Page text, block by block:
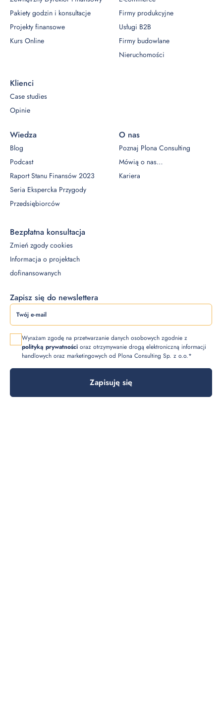
Pakiety godzin i konsultacje
Projekty finansowe
Kurs Online
Firmy produkcyjne
Usługi B2B
Firmy budowlane
Nieruchomości
Klienci
Case studies
Opinie
Wiedza
Blog
Podcast
Raport Stanu Finansów 2023
Seria Ekspercka Przygody
Przedsiębiorców
O nas
Poznaj Plona Consulting
Mówią o nas…
Kariera
Bezpłatna konsultacja
Zmień zgody cookies
Informacja o projektach
dofinansowanych
Zapisz się do newslettera
Wyrażam zgodę na przetwarzanie danych osobowych zgodnie z
polityką prywatności oraz otrzymywanie drogą elektroniczną informacji
handlowych oraz marketingowych od Plona Consulting Sp. z o.o.*